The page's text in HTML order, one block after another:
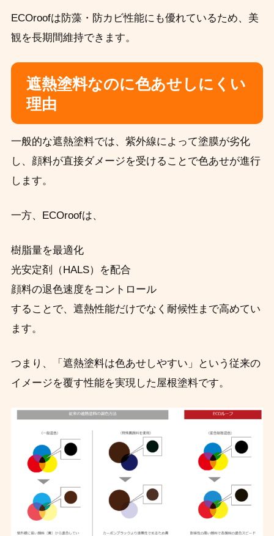
ECOroofは防藻・防カビ性能にも優れているため、美
観を長期間維持できます。
遮熱塗料なのに色あせしにくい
理由
一般的な遮熱塗料では、紫外線によって塗膜が劣化
し、顔料が直接ダメージを受けることで色あせが進行
します。
一方、ECOroofは、
樹脂量を最適化
光安定剤（HALS）を配合
顔料の退色速度をコントロール
することで、遮熱性能だけでなく耐候性まで高めてい
ます。
つまり、「遮熱塗料は色あせしやすい」という従来の
イメージを覆す性能を実現した屋根塗料です。